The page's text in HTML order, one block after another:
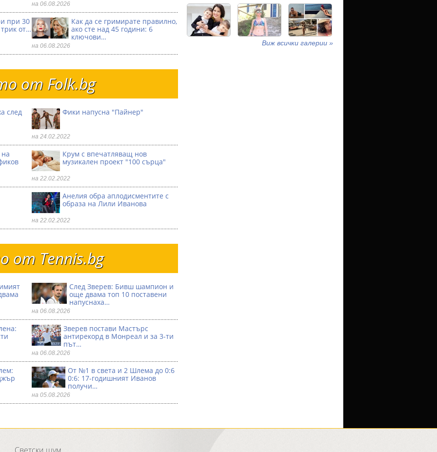
на 06.08.2026
при 30
трик от…
Как да се гримирате правилно,
ако сте над 45 години: 6
ключови…
на 06.08.2026
от Folk.bg
след
Фики напусна "Пайнер"
на 24.02.2022
Крум с впечатляващ нов
музикален проект "100 сърца"
на 22.02.2022
Анелия обра аплодисментите с
образа на Лили Иванова
на 22.02.2022
от Тennis.bg
След Зверев: Бивш шампион и
още двама топ 10 поставени
напуснаха…
на 06.08.2026
Зверев постави Мастърс
антирекорд в Монреал и за 3-ти
път…
на 06.08.2026
От №1 в света и 2 Шлема до 0:6
0:6: 17-годишният Иванов
получи…
на 05.08.2026
Виж всички галерии »